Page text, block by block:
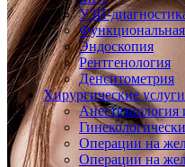
УЗИ-
Эндоскопия
Рентгенология
Денситометрия
Хирургические услуги
Операции на
Операции на